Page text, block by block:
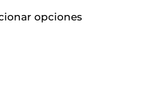
opciones